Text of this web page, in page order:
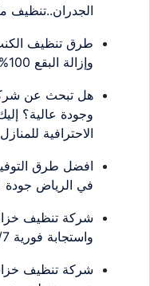
الجدران..تنظيف
طرق تنظيف
وإزالة البقع 100% بأحدث التقنيات
هل تبحث عن
وجودة عالية؟
الاحترافية
افضل طرق
في الرياض جودة عالية 100%
شركة تنظيف
واستجابة فورية 24/7 اتصل بنا الان